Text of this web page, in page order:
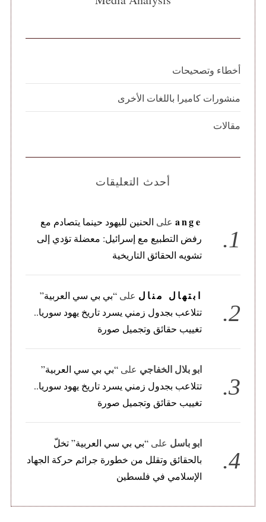
أخطاء وتصحيحات
منشورات كاميرا باللغات الأخرى
مقالات
أحدث التعليقات
angeعلى الحنين لليهود حينما يتصادم مع
رفض التطبيع مع إسرائيل: معضلة تؤدي إلى
تشويه الحقائق التاريخية
ابتهال منال على“بي بي سي العربية”
تتلاعب بجدول زمني يسرد تاريخ يهود سوريا..
تغييب حقائق وتجميل صورة
ابو بلال الخفاجي على“بي بي سي العربية”
تتلاعب بجدول زمني يسرد تاريخ يهود سوريا..
تغييب حقائق وتجميل صورة
ابو باسل على“بي بي سي العربية” تخلّ
بالحقائق وتقلل من خطورة جرائم حركة الجهاد
الإسلامي في فلسطين